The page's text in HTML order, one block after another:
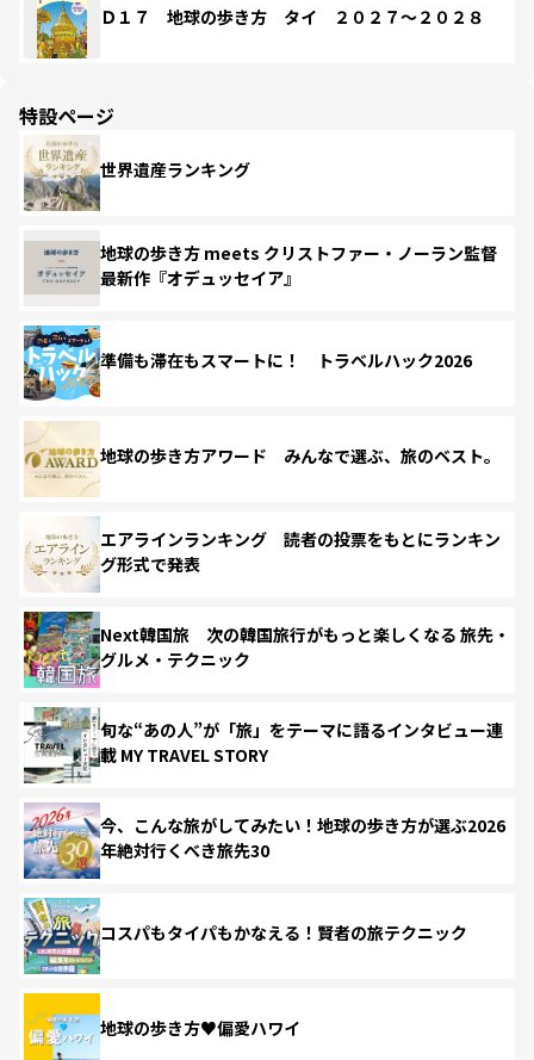
Ｄ１７ 地球の歩き方 タイ ２０２７～２０２８
特設ページ
世界遺産ランキング
地球の歩き方 meets クリストファー・ノーラン監督
最新作『オデュッセイア』
準備も滞在もスマートに！ トラベルハック2026
地球の歩き方アワード みんなで選ぶ、旅のベスト。
エアラインランキング 読者の投票をもとにランキン
グ形式で発表
Next韓国旅 次の韓国旅行がもっと楽しくなる 旅先・
グルメ・テクニック
旬な“あの人”が「旅」をテーマに語るインタビュー連
載 MY TRAVEL STORY
今、こんな旅がしてみたい！地球の歩き方が選ぶ2026
年絶対行くべき旅先30
コスパもタイパもかなえる！賢者の旅テクニック
地球の歩き方♥偏愛ハワイ